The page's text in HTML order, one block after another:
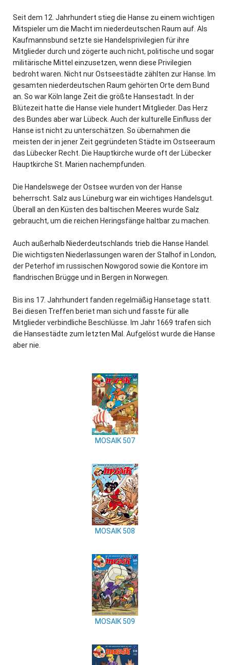
Seit dem 12. Jahrhundert stieg die Hanse zu einem wichtigen
Mitspieler um die Macht im niederdeutschen Raum auf. Als
Kaufmannsbund setzte sie Handelsprivilegien für ihre
Mitglieder durch und zögerte auch nicht, politische und sogar
militärische Mittel einzusetzen, wenn diese Privilegien
bedroht waren. Nicht nur Ostseestädte zählten zur Hanse. Im
gesamten niederdeutschen Raum gehörten Orte dem Bund
an. So war Köln lange Zeit die größte Hansestadt. In der
Blütezeit hatte die Hanse viele hundert Mitglieder. Das Herz
des Bundes aber war Lübeck. Auch der kulturelle Einfluss der
Hanse ist nicht zu unterschätzen. So übernahmen die
meisten der in jener Zeit gegründeten Städte im Ostseeraum
das Lübecker Recht. Die Hauptkirche wurde oft der Lübecker
Hauptkirche St. Marien nachempfunden.
Die Handelswege der Ostsee wurden von der Hanse
beherrscht. Salz aus Lüneburg war ein wichtiges Handelsgut.
Überall an den Küsten des baltischen Meeres wurde Salz
gebraucht, um die reichen Heringsfänge haltbar zu machen.
Auch außerhalb Niederdeutschlands trieb die Hanse Handel.
Die wichtigsten Niederlassungen waren der Stalhof in London,
der Peterhof im russischen Nowgorod sowie die Kontore im
flandrischen Brügge und in Bergen in Norwegen.
Bis ins 17. Jahrhundert fanden regelmäßig Hansetage statt.
Bei diesen Treffen beriet man sich und fasste für alle
Mitglieder verbindliche Beschlüsse. Im Jahr 1669 trafen sich
die Hansestädte zum letzten Mal. Aufgelöst wurde die Hanse
aber nie.
MOSAIK 507
MOSAIK 508
MOSAIK 509